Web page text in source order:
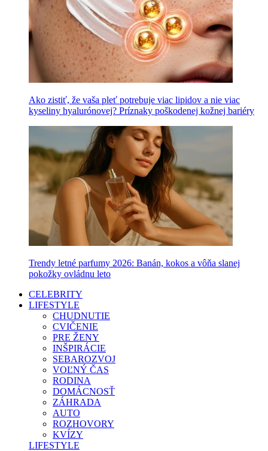
Ako zistiť, že vaša pleť potrebuje viac lipidov a nie viac
kyseliny hyalurónovej? Príznaky poškodenej kožnej bariéry
Trendy letné parfumy 2026: Banán, kokos a vôňa slanej
pokožky ovládnu leto
CELEBRITY
LIFESTYLE
CHUDNUTIE
CVIČENIE
PRE ŽENY
INŠPIRÁCIE
SEBAROZVOJ
VOĽNÝ ČAS
RODINA
DOMÁCNOSŤ
ZÁHRADA
AUTO
ROZHOVORY
KVÍZY
LIFESTYLE